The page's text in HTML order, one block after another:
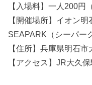
【入場料】一人200円
【開催場所】イオン
SEAPARK（シーパー
【住所】兵庫県明石
【アクセス】JR大久